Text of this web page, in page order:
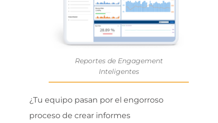
Reportes de Engagement
Inteligentes
¿Tu equipo pasan por el engorroso
proceso de crear informes